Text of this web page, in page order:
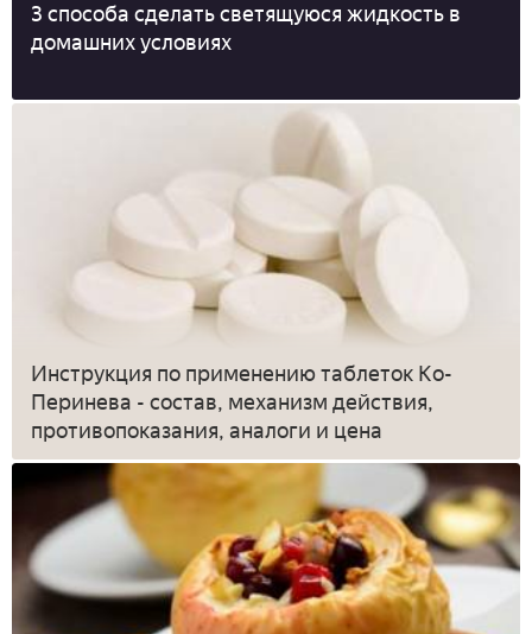
3 способа сделать светящуюся жидкость в
домашних условиях
Инструкция по применению таблеток Ко-
Перинева - состав, механизм действия,
противопоказания, аналоги и цена